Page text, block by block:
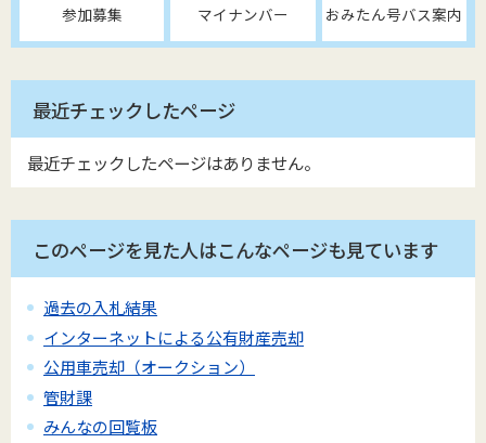
参加募集 マイナンバー おみたん号バス案内
最近チェックしたページ
最近チェックしたページはありません。
このページを見た人はこんなページも見ています
過去の入札結果
インターネットによる公有財産売却
公用車売却（オークション）
管財課
みんなの回覧板